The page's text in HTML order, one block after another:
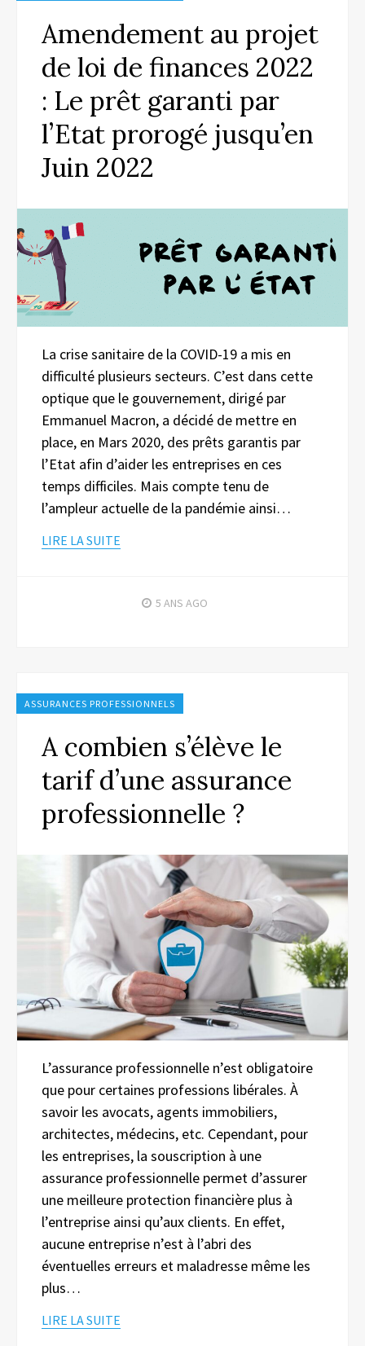
Amendement au projet
de loi de finances 2022
: Le prêt garanti par
l’Etat prorogé jusqu’en
Juin 2022
La crise sanitaire de la COVID-19 a mis en
difficulté plusieurs secteurs. C’est dans cette
optique que le gouvernement, dirigé par
Emmanuel Macron, a décidé de mettre en
place, en Mars 2020, des prêts garantis par
l’Etat afin d’aider les entreprises en ces
temps difficiles. Mais compte tenu de
l’ampleur actuelle de la pandémie ainsi…
LIRE LA SUITE
5 ANS AGO
ASSURANCES PROFESSIONNELS
A combien s’élève le
tarif d’une assurance
professionnelle ?
L’assurance professionnelle n’est obligatoire
que pour certaines professions libérales. À
savoir les avocats, agents immobiliers,
architectes, médecins, etc. Cependant, pour
les entreprises, la souscription à une
assurance professionnelle permet d’assurer
une meilleure protection financière plus à
l’entreprise ainsi qu’aux clients. En effet,
aucune entreprise n’est à l’abri des
éventuelles erreurs et maladresse même les
plus…
LIRE LA SUITE